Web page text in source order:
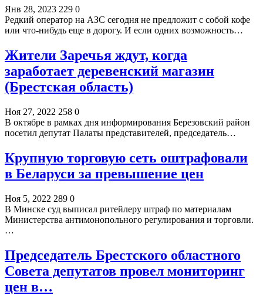
Янв 28, 2023 229 0
Редкий оператор на АЗС сегодня не предложит с собой кофе
или что-нибудь еще в дорогу. И если одних возможность…
Жители Заречья ждут, когда
заработает деревенский магазин
(Брестская область)
Ноя 27, 2022 258 0
В октябре в рамках дня информирования Березовский район
посетил депутат Палаты представителей, председатель…
Крупную торговую сеть оштрафовали
в Беларуси за превышение цен
Ноя 5, 2022 289 0
В Минске суд выписал ритейлеру штраф по материалам
Министерства антимонопольного регулирования и торговли.
…
Председатель Брестского областного
Совета депутатов провел мониторинг
цен в…